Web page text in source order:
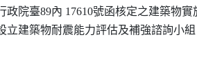
政院臺89內 17610號函核定之建築物實
立建築物耐震能力評估及補強諮詢小